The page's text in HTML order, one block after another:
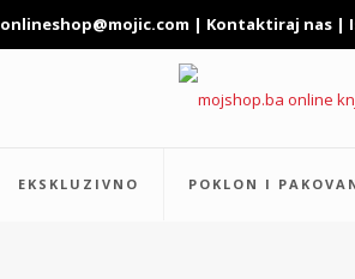
onlineshop@mojic.com | Kontaktiraj nas |
EKSKLUZIVNO POKLON I